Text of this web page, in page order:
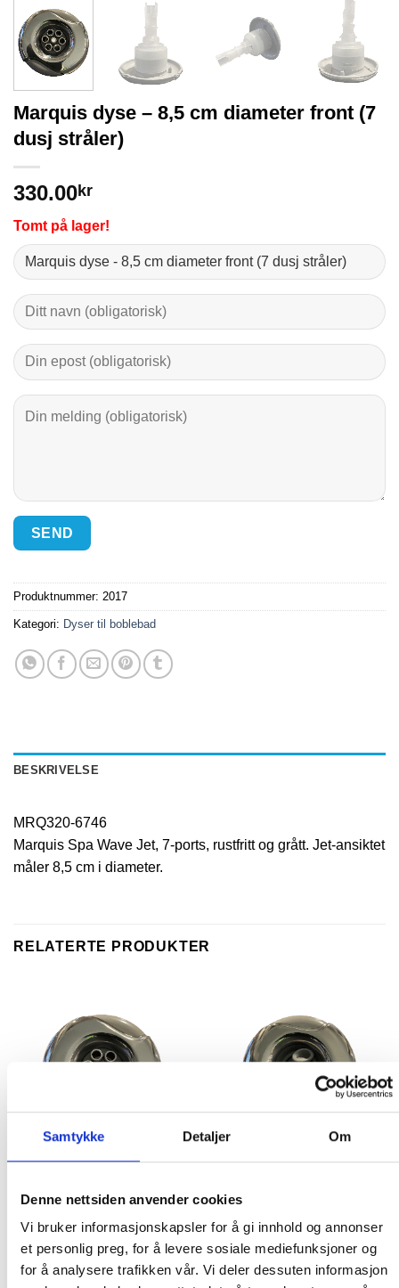
Samtykke Detaljer Om
Denne nettsiden anvender cookies
Vi bruker informasjonskapsler for å gi innhold og annonser
et personlig preg, for å levere sosiale mediefunksjoner og
for å analysere trafikken vår. Vi deler dessuten informasjon
Marquis dyse – 8,5 cm diameter front (7
dusj stråler)
330.00kr
Tomt på lager!
Produktnummer: 2017
Kategori: Dyser til boblebad
BESKRIVELSE
MRQ320-6746
Marquis Spa Wave Jet, 7-ports, rustfritt og grått. Jet-ansiktet
måler 8,5 cm i diameter.
RELATERTE PRODUKTER
diameter front (7 dusj
395.00kr
IKKE PÅ LAGER
diameter front (Roterende
330.00kr
IKKE PÅ LAGER